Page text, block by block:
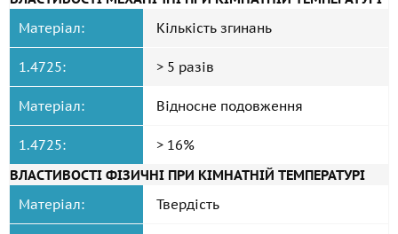
Матеріал:
Кількість згинань
1.4725: > 5 разів
Матеріал: Відносне подовження
1.4725:
> 16%
ВЛАСТИВОСТІ ФІЗИЧНІ ПРИ КІМНАТНІЙ ТЕМПЕРАТУРІ
Матеріал:
Твердість